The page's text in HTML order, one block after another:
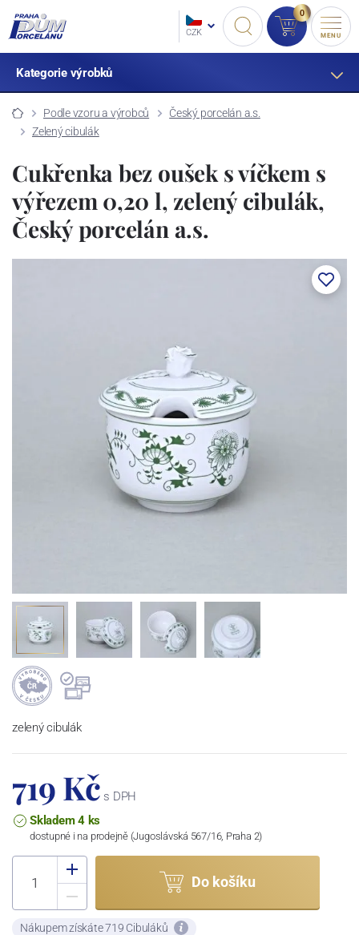
CZK
0
MENU
Kategorie výrobků
Podle vzoru a výrobců
Český porcelán a.s.
Zelený cibulák
Cukřenka bez oušek s víčkem s
výřezem 0,20 l, zelený cibulák,
Český porcelán a.s.
zelený cibulák
719 Kč s DPH
Skladem 4 ks
dostupné i na prodejně (Jugoslávská 567/16, Praha 2)
Do košíku
Nákupem získáte 719 Cibuláků